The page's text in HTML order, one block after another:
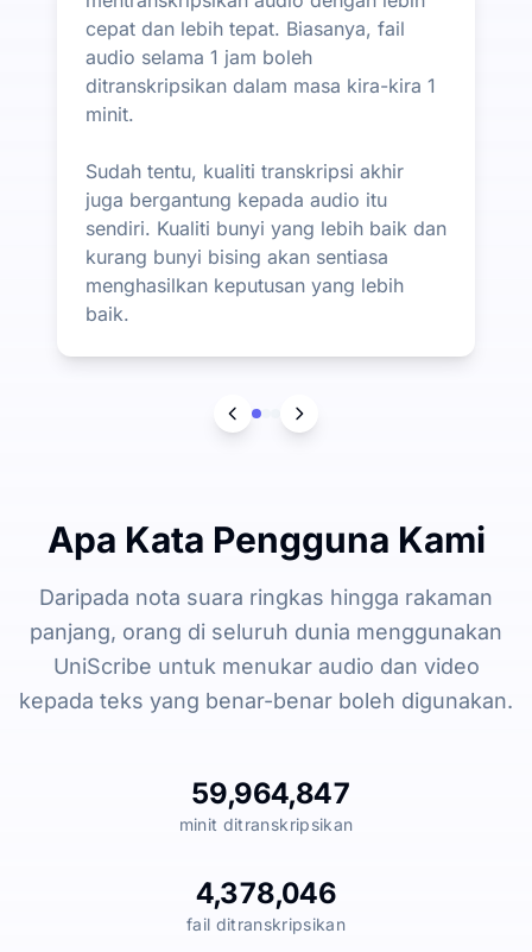
cepat dan lebih tepat. Biasanya, fail
audio selama 1 jam boleh
ditranskripsikan dalam masa kira-kira 1
minit.
Sudah tentu, kualiti transkripsi akhir
juga bergantung kepada audio itu
sendiri. Kualiti bunyi yang lebih baik dan
kurang bunyi bising akan sentiasa
menghasilkan keputusan yang lebih
baik.
Apa Kata Pengguna Kami
Daripada nota suara ringkas hingga rakaman
panjang, orang di seluruh dunia menggunakan
UniScribe untuk menukar audio dan video
kepada teks yang benar-benar boleh digunakan.
59,964,847
minit ditranskripsikan
4,378,046
fail ditranskripsikan